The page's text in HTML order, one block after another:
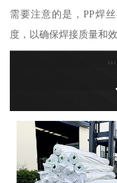
需要注意的是，PP焊
度，以确保焊接质量和